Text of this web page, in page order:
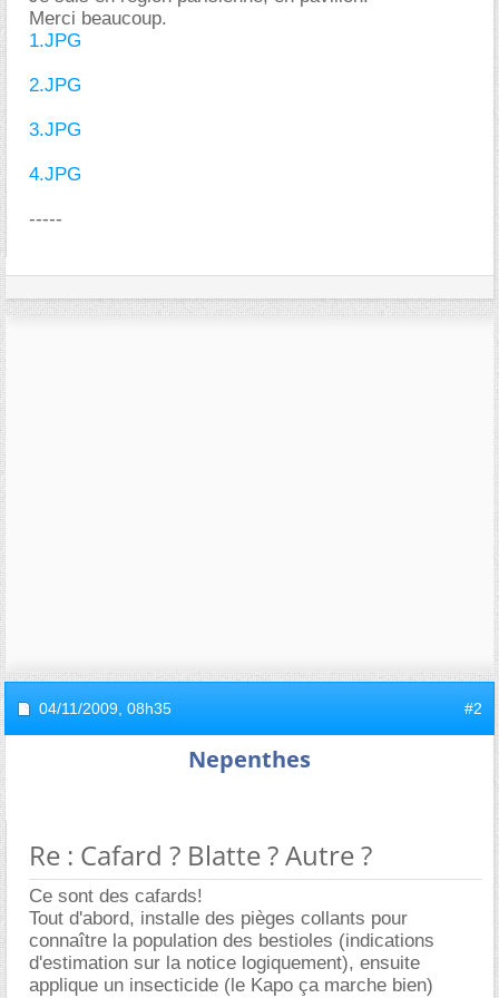
Merci beaucoup.
1.JPG
2.JPG
3.JPG
4.JPG
-----
04/11/2009, 08h35 #2
Nepenthes
Re : Cafard ? Blatte ? Autre ?
Ce sont des cafards!
Tout d'abord, installe des pièges collants pour
connaître la population des bestioles (indications
d'estimation sur la notice logiquement), ensuite
applique un insecticide (le Kapo ça marche bien)